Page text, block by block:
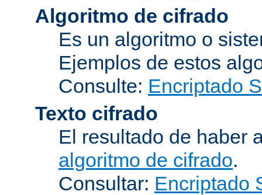
Algoritmo de cifrado
Es un algoritmo o
Ejemplos de estos
Consulte: Encriptado
Texto cifrado
El resultado de haber
algoritmo de cifrado.
Consultar: Encriptado